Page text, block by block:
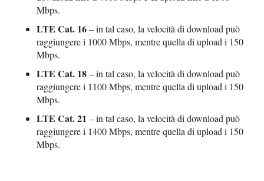
Mbps.
LTE Cat. 16– in tal caso, la velocità di download può
raggiungere i 1000 Mbps, mentre quella di upload i 150
Mbps.
LTE Cat. 18– in tal caso, la velocità di download può
raggiungere i 1100 Mbps, mentre quella di upload i 150
Mbps.
LTE Cat. 21 – in tal caso, la velocità di download può
raggiungere i 1400 Mbps, mentre quella di upload i 150
Mbps.